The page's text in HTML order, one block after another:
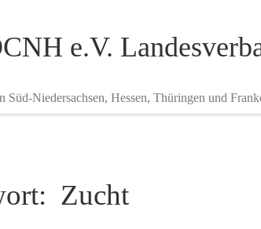
e.V.
Süd-Niedersachsen, Hessen, Thüringen und
Zucht